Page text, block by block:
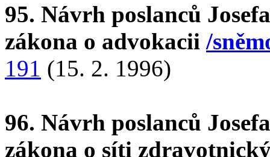
95. Návrh poslanců
zákona o advokacii /
191 (15. 2. 1996)
96. Návrh poslanců
zákona o síti